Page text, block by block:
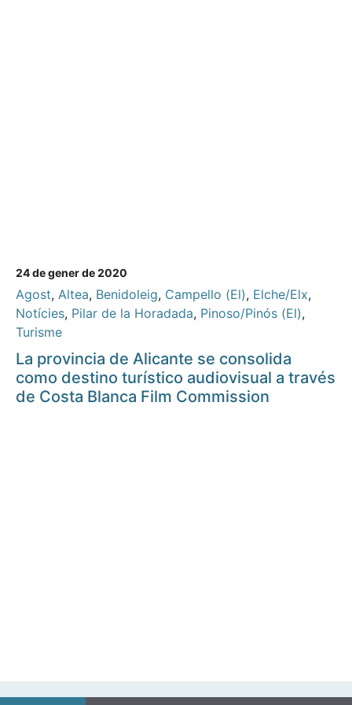
24 de gener de 2020
Agost, Altea, Benidoleig, Campello (El), Elche/Elx,
Notícies, Pilar de la Horadada, Pinoso/Pinós (El),
Turisme
La provincia de Alicante se consolida
como destino turístico audiovisual a través
de Costa Blanca Film Commission